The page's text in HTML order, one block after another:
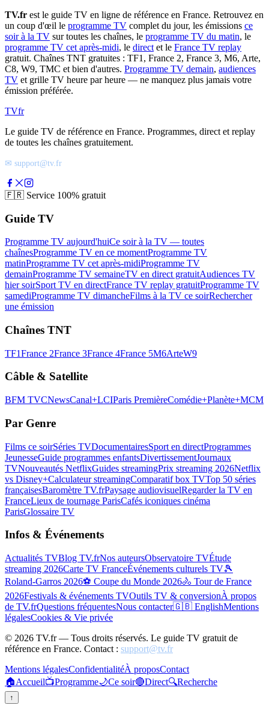
TV.fr est le guide TV en ligne de référence en France. Retrouvez en
un coup d'œil le programme TV complet du jour, les émissions ce
soir à la TV sur toutes les chaînes, le programme TV du matin, le
programme TV cet après-midi, le direct et le France TV replay
gratuit. Chaînes TNT gratuites : TF1, France 2, France 3, M6, Arte,
C8, W9, TMC et bien d'autres. Programme TV demain, audiences
TV et grille TV heure par heure — ne manquez plus jamais votre
émission préférée.
TVfr
Le guide TV de référence en France. Programmes, direct et replay
de toutes les chaînes gratuitement.
✉ support@tv.fr
🇫🇷 Service 100% gratuit
Guide TV
Programme TV aujourd'huiCe soir à la TV — toutes
chaînesProgramme TV en ce momentProgramme TV
matinProgramme TV cet après-midiProgramme TV
demainProgramme TV semaineTV en direct gratuitAudiences TV
hier soirSport TV en directFrance TV replay gratuitProgramme TV
samediProgramme TV dimancheFilms à la TV ce soirRechercher
une émission
Chaînes TNT
TF1France 2France 3France 4France 5M6ArteW9
Câble & Satellite
BFM TVCNewsCanal+LCIParis PremièreComédie+Planète+MCM
Par Genre
Films ce soirSéries TVDocumentairesSport en directProgrammes
JeunesseGuide programmes enfantsDivertissementJournaux
TVNouveautés NetflixGuides streamingPrix streaming 2026Netflix
vs Disney+Calculateur streamingComparatif box TVTop 50 séries
françaisesBaromètre TV.frPaysage audiovisuelRegarder la TV en
FranceLieux de tournage ParisCafés iconiques cinéma
ParisGlossaire TV
Infos & Événements
Actualités TVBlog TV.frNos auteursObservatoire TVÉtude
streaming 2026Carte TV FranceÉvénements culturels TV🎾
Roland-Garros 2026⚽ Coupe du Monde 2026🚴 Tour de France
2026Festivals & événements TVOutils TV & conversionÀ propos
de TV.frQuestions fréquentesNous contacter🇬🇧 EnglishMentions
légalesCookies & Vie privée
© 2026 TV.fr — Tous droits réservés. Le guide TV gratuit de
référence en France. Contact : support@tv.fr
Mentions légalesConfidentialitéÀ proposContact
🏠Accueil📺Programme🌙Ce soir🔴Direct🔍Recherche
↑